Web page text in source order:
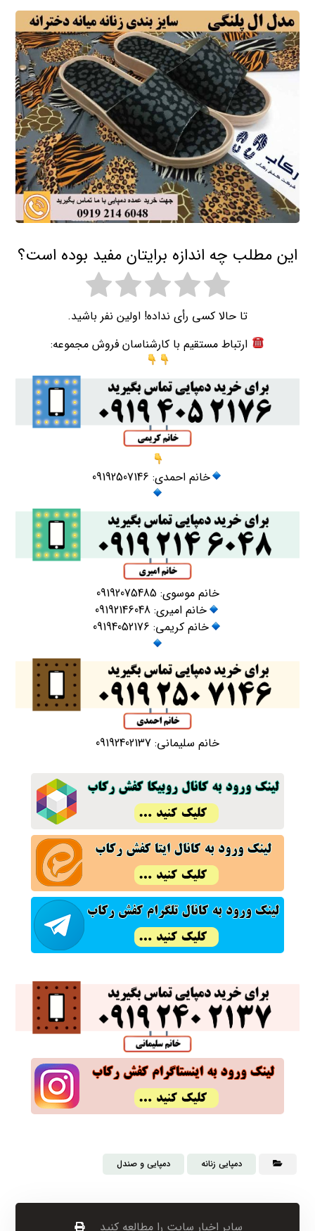
این مطلب چه اندازه برایتان مفید بوده است؟
تا حالا کسی رأی نداده! اولین نفر باشید.
ارتباط مستقیم با کارشناسان فروش مجموعه:
خانم احمدی: 09192507146
خانم موسوی: 09192075485
خانم امیری: 09192146048
خانم کریمی: 09194052176
خانم سلیمانی: 09192402137
دمپایی زنانه دمپایی و صندل